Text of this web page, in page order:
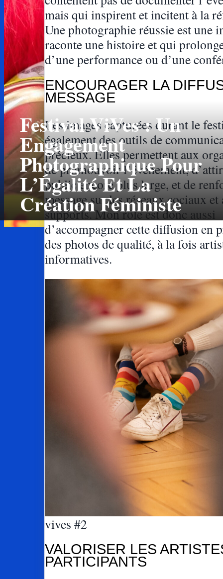
Festival ViVes : Un
Engagement
Photographique Pour
L’Égalité Et La
Création Féministe
mais qui inspirent et incitent à la
Une photographie réussie est une
raconte une histoire et qui
d’une performance ou d’une
ENCOURAGER LA
MESSAGE
Les images capturées durant le
également des outils de
précieux. Elles permettent aux
de promouvoir l’événement,
public encore plus large, et de
message sur les réseaux sociaux et
supports. Mon rôle est donc aussi
d’accompagner cette diffusion en
des photos de qualité, à la fois
informatives.
vives #2
VALORISER LES
PARTICIPANTS